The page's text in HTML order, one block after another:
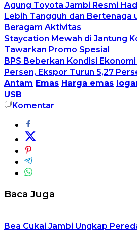
Agung Toyota Jambi Resmi
Lebih Tangguh dan Bertenaga
Beragam Aktivitas
Staycation Mewah di Jantung
Tawarkan Promo Spesial
BPS Beberkan Kondisi
Persen, Ekspor Turun 5,27
Antam Emas Harga emas
USB
Komentar
Baca Juga
Bea Cukai Jambi Ungkap